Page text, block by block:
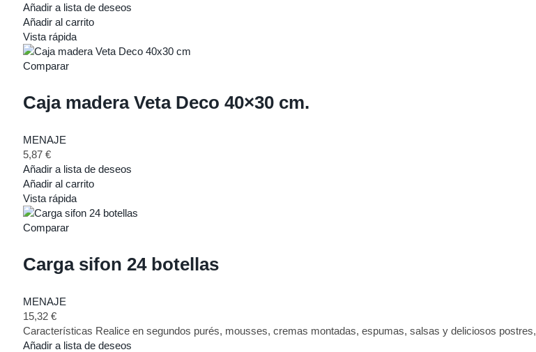
Añadir a lista de deseos
Añadir al carrito
Vista rápida
Comparar
Caja madera Veta Deco 40×30 cm.
MENAJE
5,87 €
Añadir a lista de deseos
Añadir al carrito
Vista rápida
Comparar
Carga sifon 24 botellas
MENAJE
15,32 €
Características Realice en segundos purés, mousses, cremas montadas, espumas, salsas y deliciosos
Añadir a lista de deseos